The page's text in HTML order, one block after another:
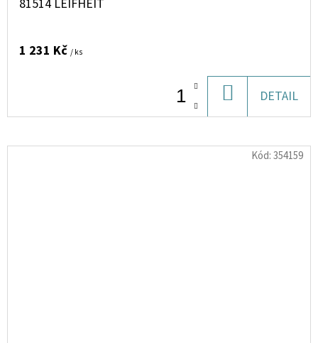
81514 LEIFHEIT
1 231 Kč / ks
KOŠÍKU
DETAIL
Kód:354159